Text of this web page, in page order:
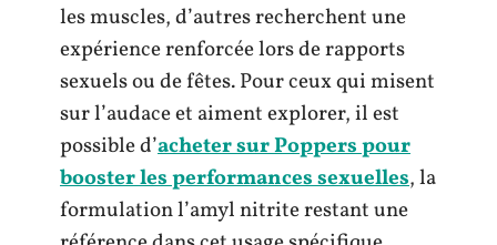
les muscles, d’autres recherchent une
expérience renforcée lors de rapports
sexuels ou de fêtes. Pour ceux qui misent
sur l’audace et aiment explorer, il est
possible d’acheter sur Poppers pour
booster les performances sexuelles, la
formulation l’amyl nitrite restant une